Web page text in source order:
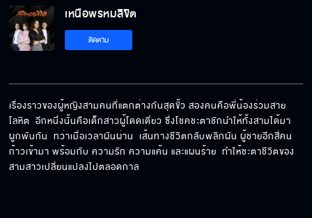
ผมให้โอกาสคุณแล้ว จะหาว่าผมแย่งผลงานคุณไม่
คุณสอบสัมภาษณ์ตกนะ เสียใจด้วย
เหนือพรหมลิขิต
ติดตาม
เรื่องราวของผู้หญิงสามคนที่แตกต่างกันสุดขั้ว สองคนคือพี่น้องร่วมสาย
โลหิต  อีกหนึ่งนั้นคือเด็กสาวผู้โดดเดี่ยว ซึ่งโชคชะตาชักนำให้ทั้งสามได้มา
ผูกพันกัน  ทว่าเมื่อเวลาผันผ่าน  เส้นทางชีวิตกลับพลิกผัน ผู้ชายอีกสี่คน
ก้าวเข้ามา พร้อมกับ ความรัก ความแค้น และแผนร้าย  ทำให้ชะตาชีวิตของ
สามสาวเปลี่ยนแปลงไปตลอดกาล